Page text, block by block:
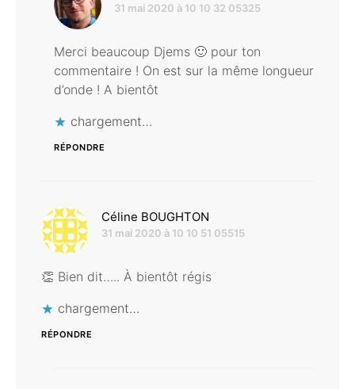
31 mai 2020 à 10 10 32 05325
Merci beaucoup Djems 🙂 pour ton
commentaire ! On est sur la même longueur
d’onde ! A bientôt
chargement…
RÉPONDRE
Céline BOUGHTON
31 mai 2020 à 10 10 51 05515
👏 Bien dit….. À bientôt régis
chargement…
RÉPONDRE